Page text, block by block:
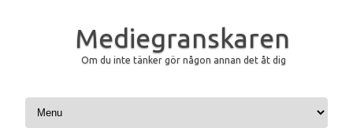
Mediegranskaren
Om du inte tänker gör någon annan det åt dig
Hoppa till innehåll